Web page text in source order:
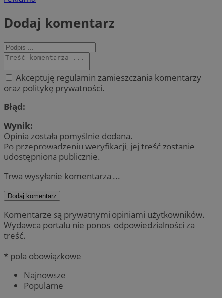
Dodaj komentarz
Akceptuję regulamin zamieszczania komentarzy
oraz politykę prywatności.
Błąd:
Wynik:
Opinia została pomyślnie dodana.
Po przeprowadzeniu weryfikacji, jej treść zostanie
udostępniona publicznie.
Trwa wysyłanie komentarza ...
Dodaj komentarz
Komentarze są prywatnymi opiniami użytkowników.
Wydawca portalu nie ponosi odpowiedzialności za
treść.
* pola obowiązkowe
Najnowsze
Popularne